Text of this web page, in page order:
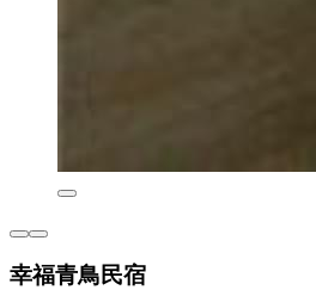
幸福青鳥民宿